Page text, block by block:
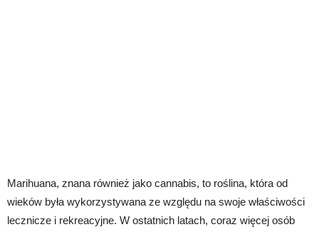
Marihuana, znana również jako cannabis, to roślina, która od
wieków była wykorzystywana ze względu na swoje właściwości
lecznicze i rekreacyjne. W ostatnich latach, coraz więcej osób